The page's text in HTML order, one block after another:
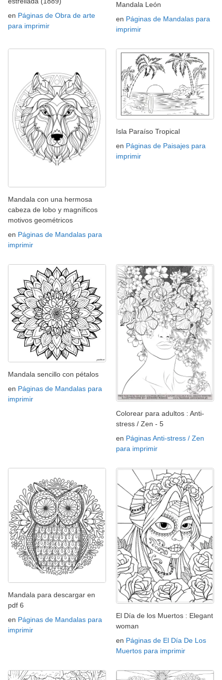
en Páginas de Obra de arte
para imprimir
Mandala León
en Páginas de Mandalas para
imprimir
Mandala con una hermosa
cabeza de lobo y magníficos
motivos geométricos
en Páginas de Mandalas para
imprimir
Isla Paraíso Tropical
en Páginas de Paisajes para
imprimir
Mandala sencillo con pétalos
en Páginas de Mandalas para
imprimir
Colorear para adultos : Anti-
stress / Zen - 5
en Páginas Anti-stress / Zen
para imprimir
Mandala para descargar en
pdf 6
en Páginas de Mandalas para
imprimir
El Día de los Muertos : Elegant
woman
en Páginas de El Día De Los
Muertos para imprimir